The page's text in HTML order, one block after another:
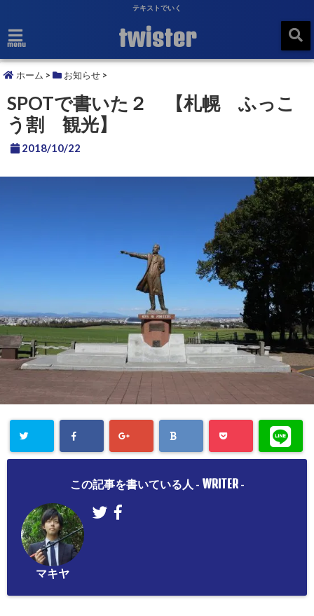
テキストでいく
menu twister
ホーム > お知らせ >
SPOTで書いた２ 【札幌 ふっこ
う割 観光】
2018/10/22
この記事を書いている人 - WRITER-
マキヤ